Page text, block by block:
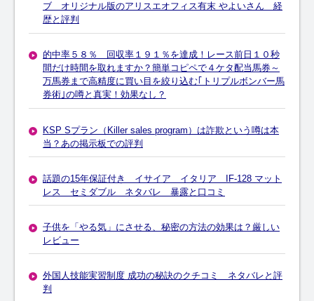
ブ オリジナル版のアリスエオフィス有末 やよいさん 経
歴と評判
的中率５８％ 回収率１９１％を達成！レース前日１０秒
間だけ時間を取れますか？簡単コピペで４ケタ配当馬券～
万馬券まで高精度に買い目を絞り込む｢トリプルボンバー馬
券術｣の噂と真実！効果なし？
KSP Sプラン（Killer sales program）は詐欺という噂は本
当？あの掲示板での評判
話題の15年保証付き イサイア イタリア IF-128 マット
レス セミダブル ネタバレ 暴露と口コミ
子供を「やる気」にさせる、秘密の方法の効果は？厳しい
レビュー
外国人技能実習制度 成功の秘訣のクチコミ ネタバレと評
判